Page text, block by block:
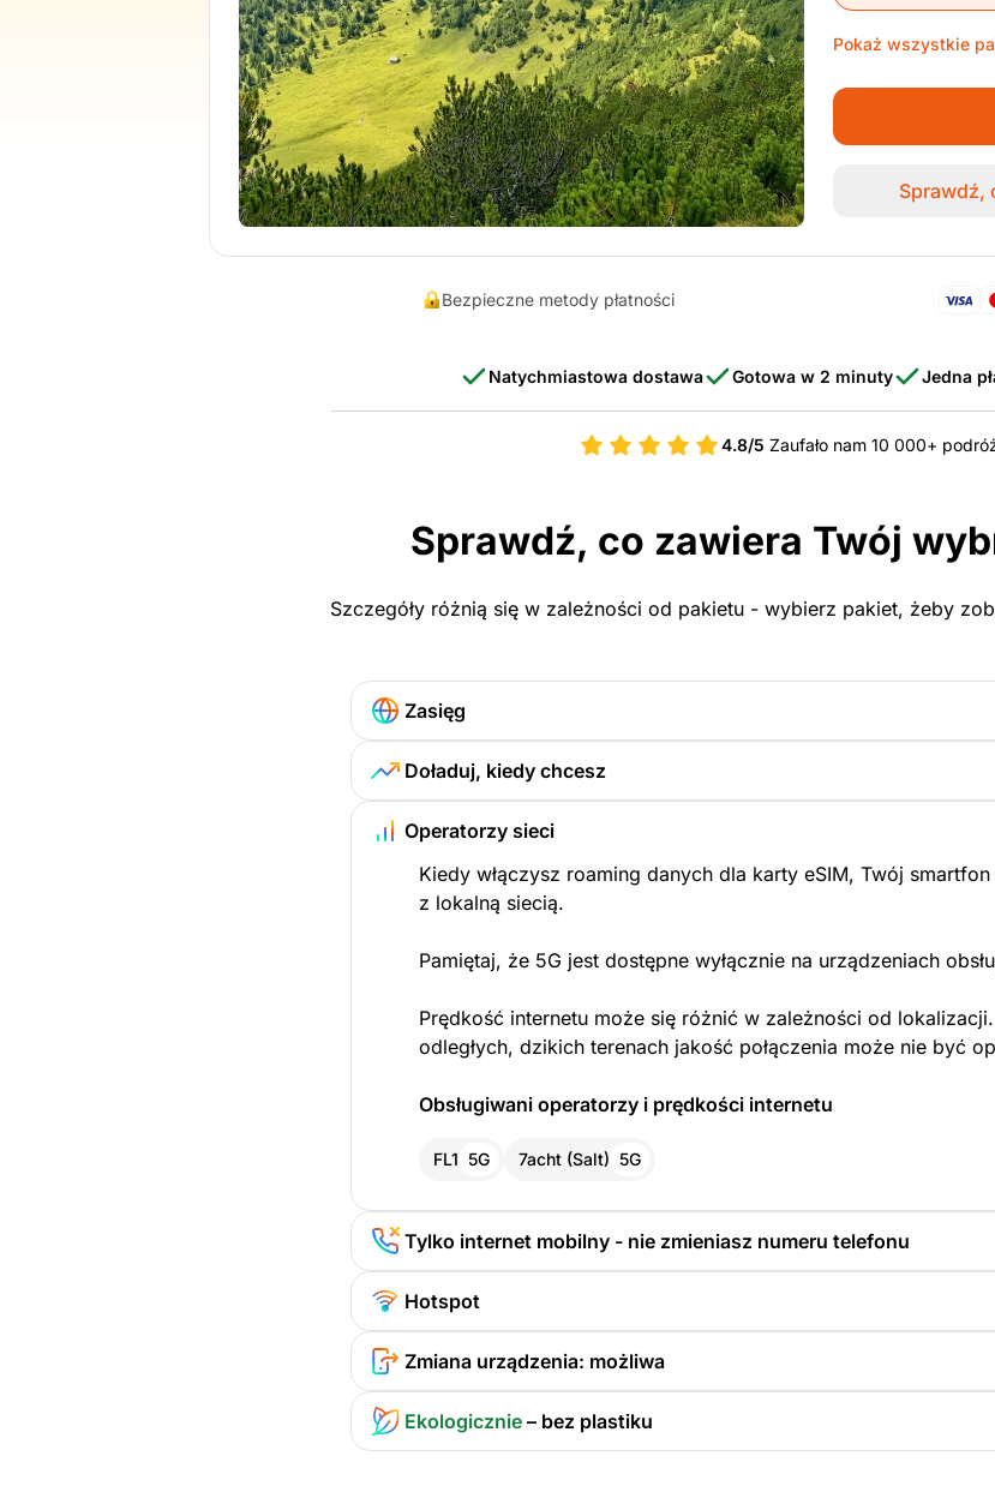
Pokaż wszystkie
Sprawdź,
Bezpieczne metody płatności
Natychmiastowa dostawa Gotowa w 2 minuty Jedna
4.8/5 Zaufało nam 10 000+
Sprawdź, co zawiera Twój
Szczegóły różnią się w zależności od pakietu - wybierz pakiet, żeby
Zasięg
Doładuj, kiedy chcesz
Operatorzy sieci
Kiedy włączysz roaming danych dla karty eSIM, Twój
z lokalną siecią.
Pamiętaj, że 5G jest dostępne wyłącznie na urządzeniach
Prędkość internetu może się różnić w zależności od
odległych, dzikich terenach jakość połączenia może nie być
Obsługiwani operatorzy i prędkości internetu
FL1 5G 7acht (Salt) 5G
Tylko internet mobilny - nie zmieniasz numeru telefonu
Hotspot
Zmiana urządzenia: możliwa
Ekologicznie – bez plastiku